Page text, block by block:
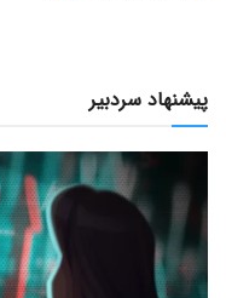
پیشنهاد سردبیر